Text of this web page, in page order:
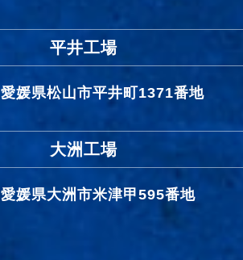
平井工場
愛媛県松山市平井町1371番地
大洲工場
愛媛県大洲市米津甲595番地